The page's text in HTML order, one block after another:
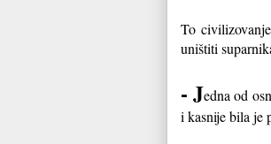
To
uništiti
- Jedna od
i kasnije bila je